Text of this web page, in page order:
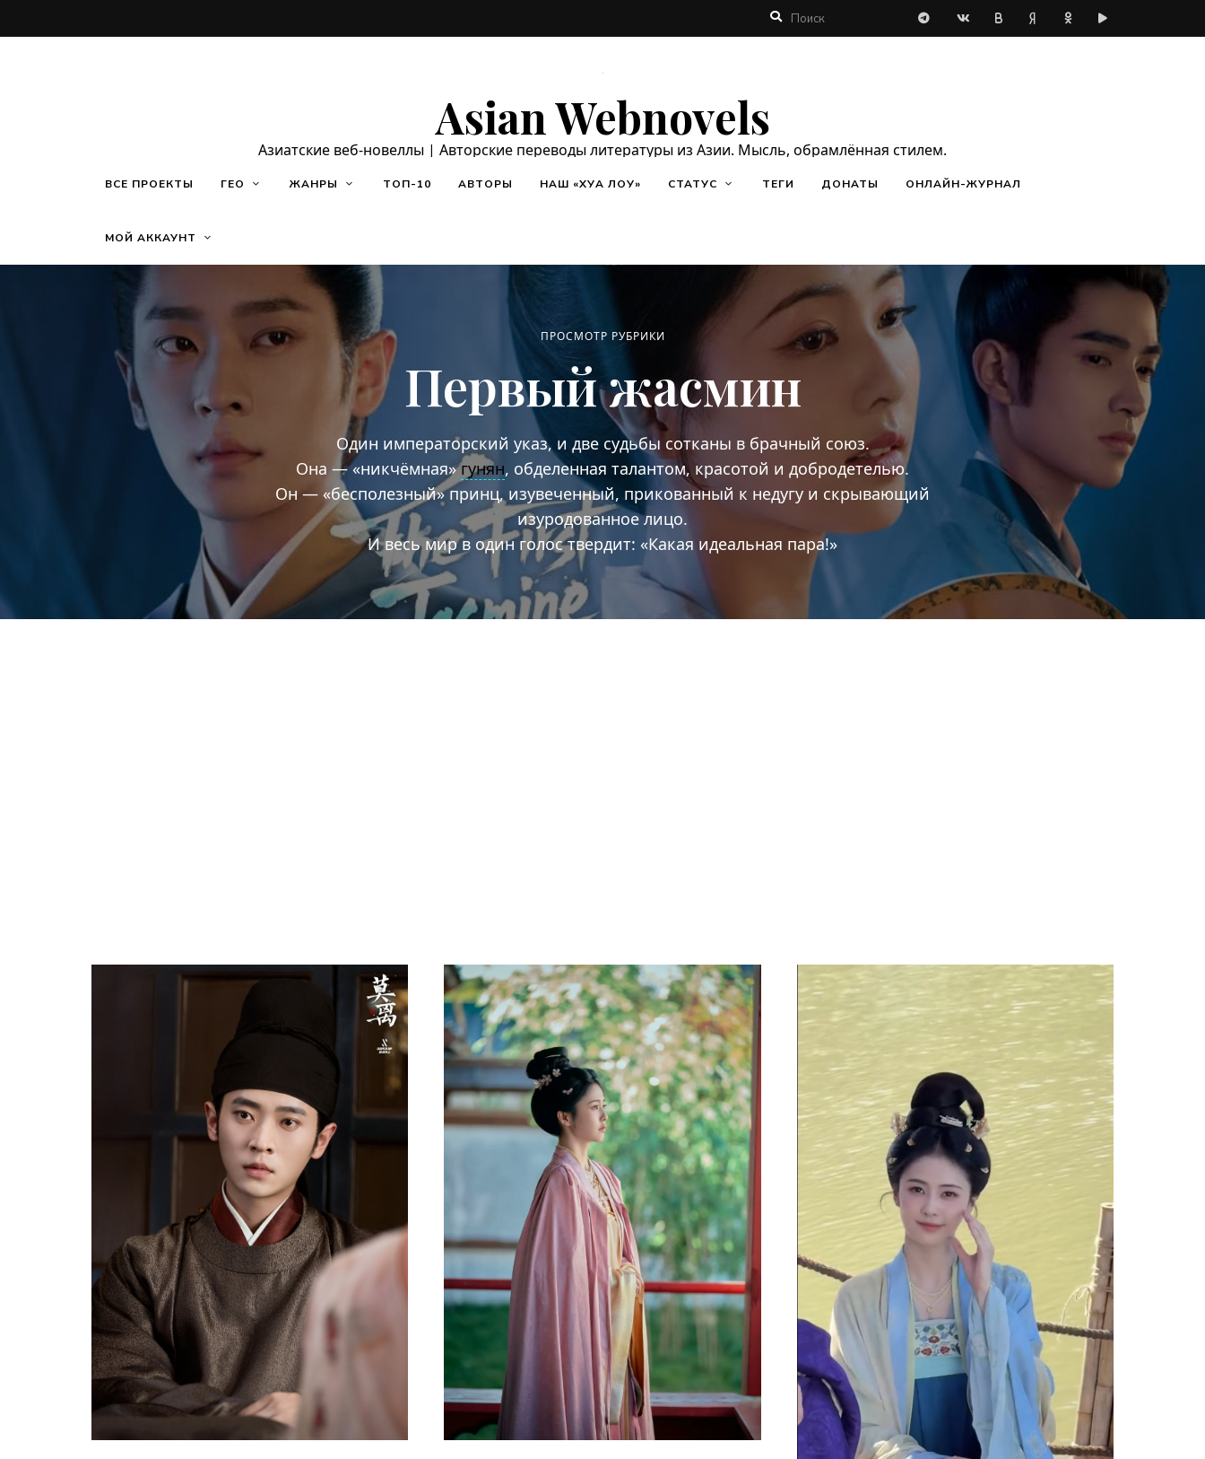
Asian Webnovels
Азиатские веб-новеллы | Авторские переводы литературы из Азии. Мысль, обрамлённая стилем.
ВСЕ ПРОЕКТЫ ГЕО ЖАНРЫ ТОП-10 АВТОРЫ НАШ «ХУА ЛОУ» СТАТУС ТЕГИ ДОНАТЫ ОНЛАЙН-ЖУРНАЛ
МОЙ АККАУНТ
ПРОСМОТР РУБРИКИ
Первый жасмин
Один императорский указ, и две судьбы сотканы в брачный союз.
Она — «никчёмная»гунян, обделенная талантом, красотой и добродетелью.
Он — «бесполезный» принц, изувеченный, прикованный к недугу и скрывающий
изуродованное лицо.
И весь мир в один голос твердит: «Какая идеальная пара!»